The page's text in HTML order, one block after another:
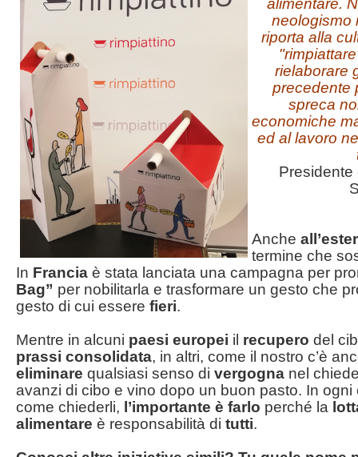
neologismo
riporta alla
rielaborare
precedente
spreca
economiche
ed al lavoro
Presidente
Anche
termine che
In Francia è stata lanciata una campagna per
Bag” per nobilitarla e trasformare un gesto che
gesto di cui essere fieri.
Mentre in alcuni paesi europei il recupero del
prassi consolidata, in altri, come il nostro c’è
eliminare qualsiasi senso di vergogna nel
avanzi di cibo e vino dopo un buon pasto. In ogni
come chiederli, l’importante è farlo perché la
alimentare è responsabilità di tutti.